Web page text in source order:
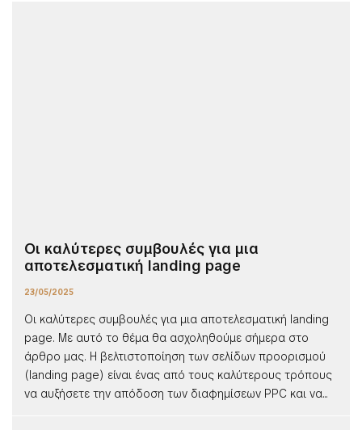
Οι καλύτερες συμβουλές για μια
αποτελεσματική landing page
23/05/2025
Οι καλύτερες συμβουλές για μια αποτελεσματική landing
page. Με αυτό το θέμα θα ασχοληθούμε σήμερα στο
άρθρο μας. Η βελτιστοποίηση των σελίδων προορισμού
(landing page) είναι ένας από τους καλύτερους τρόπους
να αυξήσετε την απόδοση των διαφημίσεων PPC και να...